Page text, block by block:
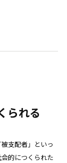
られる
支配者」といっ
的につくられた